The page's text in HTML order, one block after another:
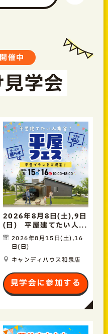
催中
学会
2026年8月8日(土),9日
(日) 平屋建てたい人...
2026年8月15日(土),16
日(日)
キャンディハウス和泉店
見学会に参加する